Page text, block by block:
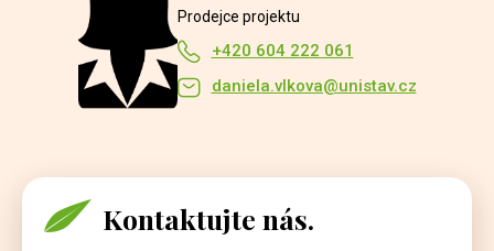
Prodejce projektu
+420 604 222 061
daniela.vlkova@unistav.cz
Kontaktujte nás.